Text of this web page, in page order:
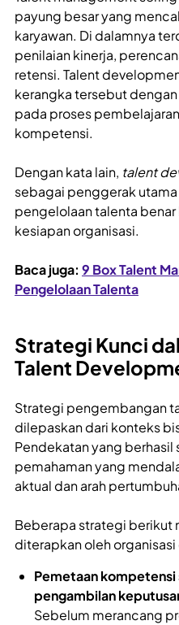
payung besar yang
karyawan. Di dalamnya
penilaian kinerja,
retensi. Talent
kerangka tersebut
pada proses
kompetensi.
Dengan kata lain, talent
sebagai penggerak
pengelolaan talenta
kesiapan organisasi.
Baca juga: 9 Box Talent
Pengelolaan Talenta
Strategi Kunci
Talent
Strategi pengembangan
dilepaskan dari konteks
Pendekatan yang berhasil
pemahaman yang
aktual dan arah
Beberapa strategi berikut
diterapkan oleh
Pemetaan
pengambilan
Sebelum merancang